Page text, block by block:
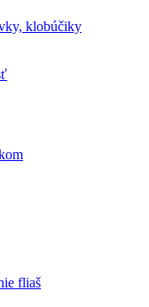
klobúčiky
fliaš